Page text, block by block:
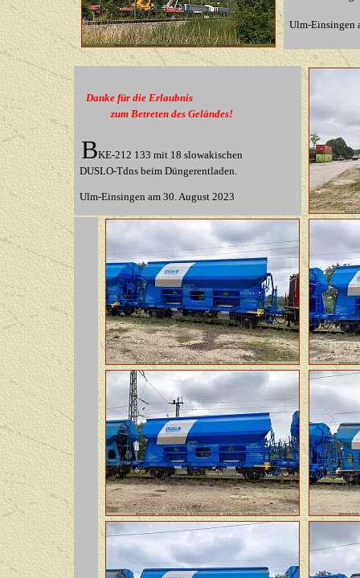
Ulm-Einsingen
Danke für die Erlaubnis
zum Betreten des Geländes!
BKE-212 133 mit 18 slowakischen
DUSLO-Tdns beim Düngerentladen.
Ulm-Einsingen am 30. August 2023